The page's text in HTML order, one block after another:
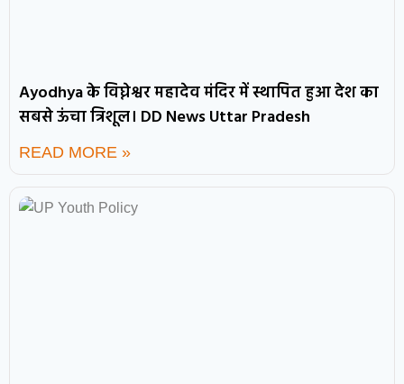
Ayodhya के विघ्नेश्वर महादेव मंदिर में स्थापित हुआ देश का
सबसे ऊंचा त्रिशूल। DD News Uttar Pradesh
READ MORE »